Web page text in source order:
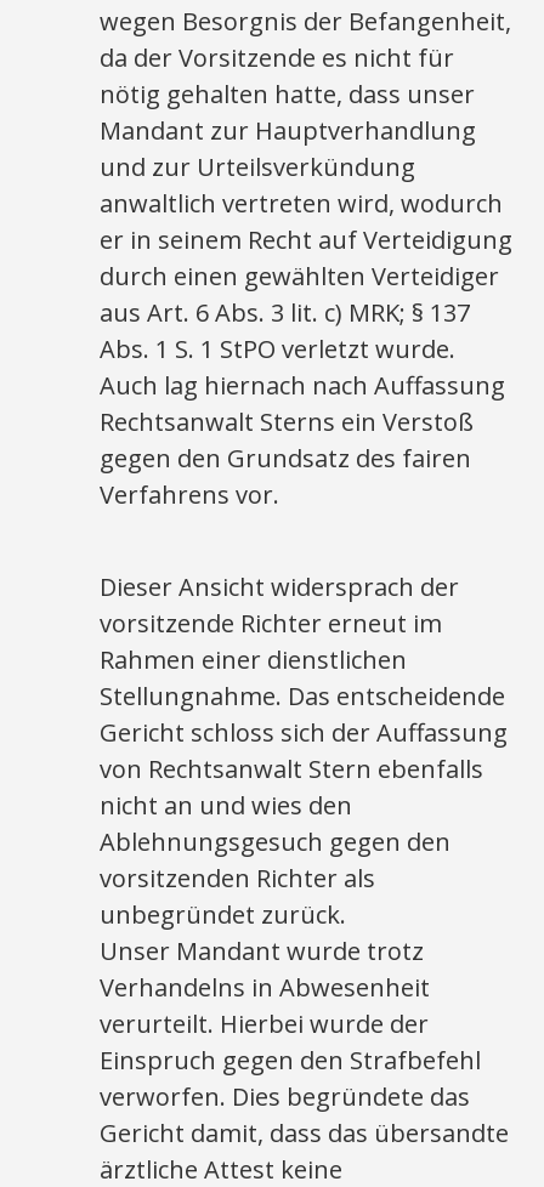
wegen Besorgnis der Befangenheit,
da der Vorsitzende es nicht für
nötig gehalten hatte, dass unser
Mandant zur Hauptverhandlung
und zur Urteilsverkündung
anwaltlich vertreten wird, wodurch
er in seinem Recht auf Verteidigung
durch einen gewählten Verteidiger
aus Art. 6 Abs. 3 lit. c) MRK; § 137
Abs. 1 S. 1 StPO verletzt wurde.
Auch lag hiernach nach Auffassung
Rechtsanwalt Sterns ein Verstoß
gegen den Grundsatz des fairen
Verfahrens vor.
Dieser Ansicht widersprach der
vorsitzende Richter erneut im
Rahmen einer dienstlichen
Stellungnahme. Das entscheidende
Gericht schloss sich der Auffassung
von Rechtsanwalt Stern ebenfalls
nicht an und wies den
Ablehnungsgesuch gegen den
vorsitzenden Richter als
unbegründet zurück.
Unser Mandant wurde trotz
Verhandelns in Abwesenheit
verurteilt. Hierbei wurde der
Einspruch gegen den Strafbefehl
verworfen. Dies begründete das
Gericht damit, dass das übersandte
ärztliche Attest keine